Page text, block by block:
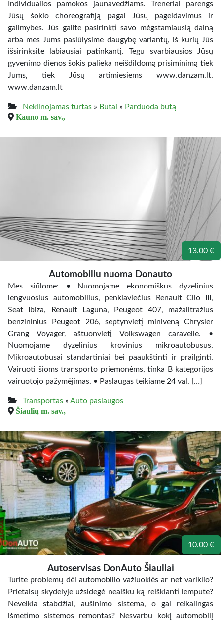
Individualios pamokos jaunavedžiams. Treneriai parengs
Jūsų šokio choreografiją pagal Jūsų pageidavimus ir
galimybes. Jūs galite pasirinkti savo mėgstamiausią dainą
arba mes Jums pasiūlysime daugybę variantų, iš kurių Jūs
išsirinksite labiausiai patinkantį. Tegu svarbiausios Jūsų
gyvenimo dienos šokis palieka neišdildomą prisiminimą tiek
Jums, tiek Jūsų artimiesiems www.danzam.lt.
www.danzam.lt
Nekilnojamas turtas » Butai » Parduoda butą
Kauno m. sav.,
13.00 €
Automobiliu nuoma Donauto
Mes siūlome: • Nuomojame ekonomiškus dyzelinius
lengvuosius automobilius, penkiaviečius Renault Clio III,
Seat Ibiza, Renault Laguna, Peugeot 407, mažalitražius
benzininius Peugeot 206, septynvietį miniveną Chrysler
Grang Voyager, aštuonvietį Volkswagen caravelle. •
Nuomojame dyzelinius krovinius mikroautobusus.
Mikroautobusai standartiniai bei paaukštinti ir prailginti.
Vairuoti šioms transporto priemonėms, tinka B kategorijos
vairuotojo pažymėjimas. • Paslaugas teikiame 24 val. […]
Transportas » Auto paslaugos
Šiaulių m. sav.,
10.00 €
Autoservisas DonAuto Šiauliai
Turite problemų dėl automobilio važiuoklės ar net variklio?
Prietaisų skydelyje užsidegė neaišku ką reiškianti lempute?
Neveikia stabdžiai, aušinimo sistema, o gal reikalingas
išmetimo sistemos remontas? Nesvarbu kokį automobilį